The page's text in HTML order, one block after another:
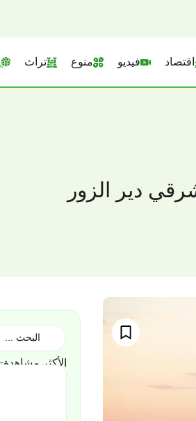
اقتصاد فيديو منوع تراث
دير الزور
الأكثر مشاهدة